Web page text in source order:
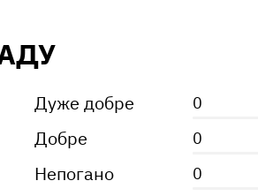
Дуже добре 0
Добре 0
Непогано 0